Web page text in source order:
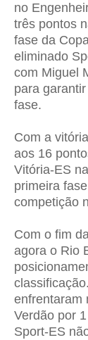
no
três pontos
fase da
eliminado
com Miguel
para
fase.
Com a
aos 16
Vitória-ES
primeira
competição
Com o fim
agora o Rio
enfrentaram
Verdão por
Sport-ES